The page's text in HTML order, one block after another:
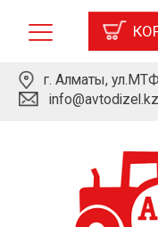
г. Алматы,
info@avtodizel.kz